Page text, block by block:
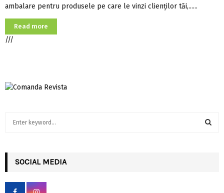
ambalare pentru produsele pe care le vinzi clienților tăi,......
Read more
///
h
f
SOCIAL MEDIA